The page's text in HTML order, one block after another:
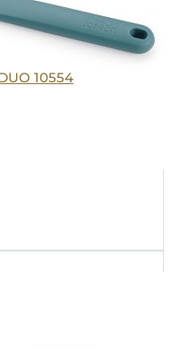
10554